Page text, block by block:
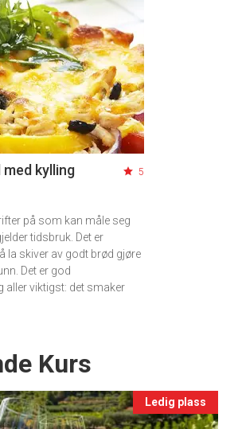
kylling 5
på som kan måle seg
tidsbruk. Det er
la skiver av godt brød gjøre
Det er god
aller viktigst: det smaker
Kurs
Ledig plass